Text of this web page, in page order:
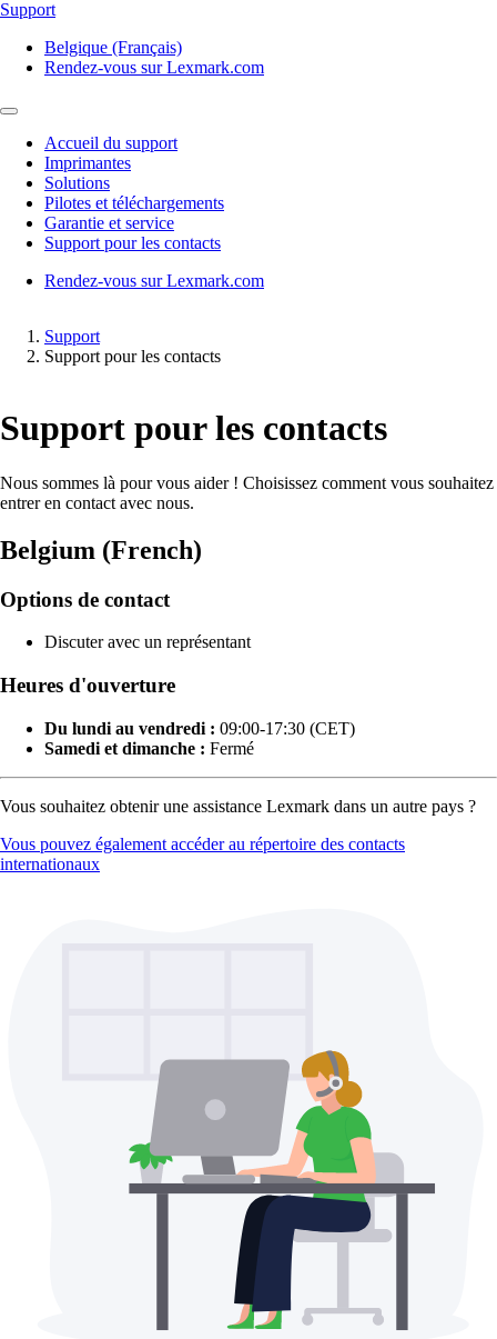
Support
Belgique (Français)
Rendez-vous sur Lexmark.com
Accueil du support
Imprimantes
Solutions
Pilotes et téléchargements
Garantie et service
Support pour les contacts
Rendez-vous sur Lexmark.com
Support
Support pour les contacts
Support pour les contacts
Nous sommes là pour vous aider ! Choisissez comment vous souhaitez
entrer en contact avec nous.
Belgium (French)
Options de contact
Discuter avec un représentant
Heures d'ouverture
Du lundi au vendredi : 09:00-17:30 (CET)
Samedi et dimanche : Fermé
Vous souhaitez obtenir une assistance Lexmark dans un autre pays ?
Vous pouvez également accéder au répertoire des contacts
internationaux